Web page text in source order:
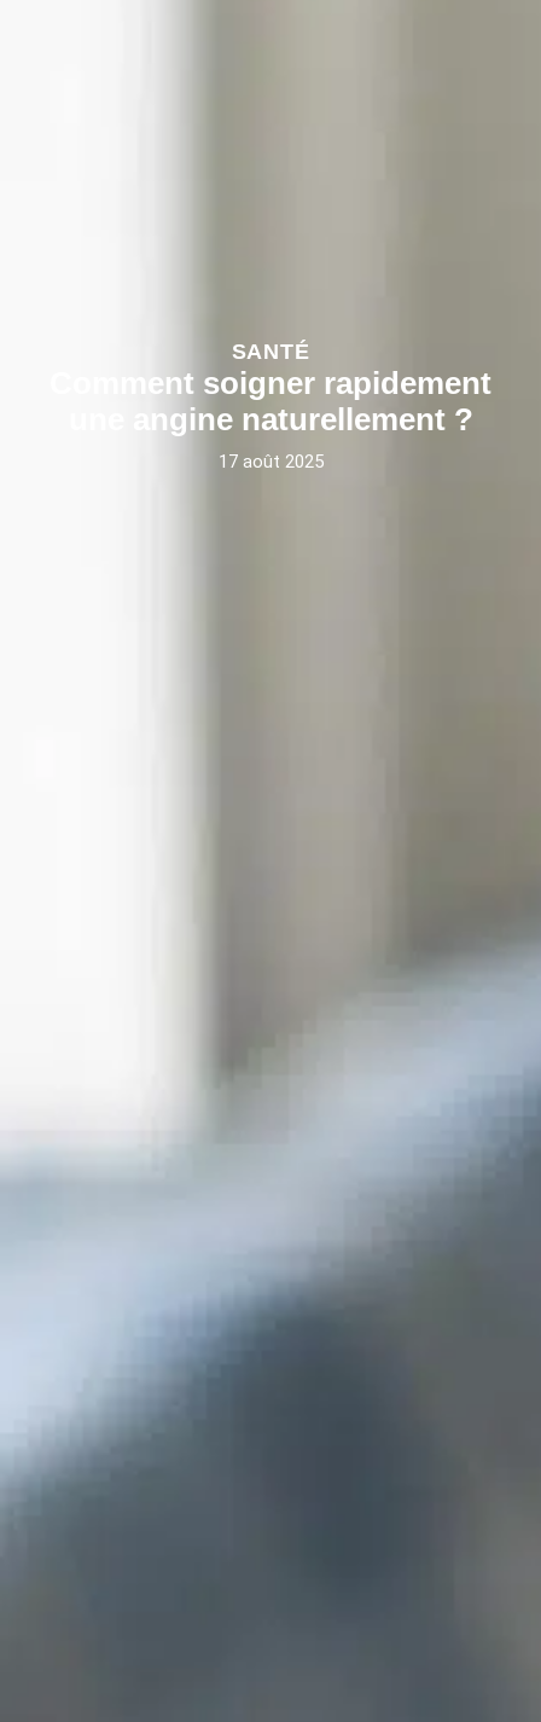
SANTÉ
Comment soigner rapidement
une angine naturellement ?
17 août 2025